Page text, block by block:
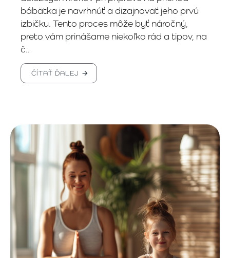
bábätka je navrhnúť a dizajnovať jeho prvú
izbičku. Tento proces môže byť náročný,
preto vám prinášame niekoľko rád a tipov, na
č..
ČÍTAŤ ĎALEJ